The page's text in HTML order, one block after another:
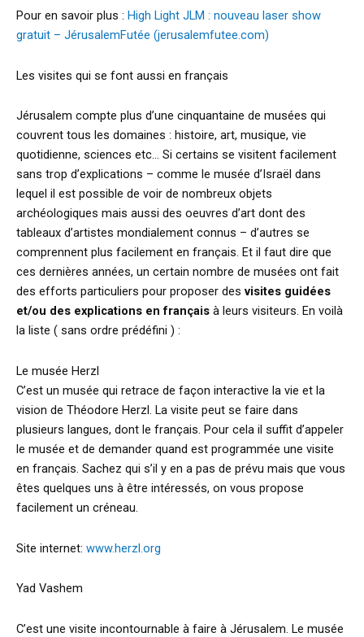
Pour en savoir plus : High Light JLM : nouveau laser show
gratuit – JérusalemFutée (jerusalemfutee.com)
Les visites qui se font aussi en français
Jérusalem compte plus d’une cinquantaine de musées qui
couvrent tous les domaines : histoire, art, musique, vie
quotidienne, sciences etc… Si certains se visitent facilement
sans trop d’explications – comme le musée d’Israël dans
lequel il est possible de voir de nombreux objets
archéologiques mais aussi des oeuvres d’art dont des
tableaux d’artistes mondialement connus – d’autres se
comprennent plus facilement en français. Et il faut dire que
ces dernières années, un certain nombre de musées ont fait
des efforts particuliers pour proposer des visites guidées
et/ou des explications en français à leurs visiteurs. En voilà
la liste ( sans ordre prédéfini ) :
Le musée Herzl
C’est un musée qui retrace de façon interactive la vie et la
vision de Théodore Herzl. La visite peut se faire dans
plusieurs langues, dont le français. Pour cela il suffit d’appeler
le musée et de demander quand est programmée une visite
en français. Sachez qui s’il y en a pas de prévu mais que vous
êtes quelques uns à être intéressés, on vous propose
facilement un créneau.
Site internet: www.herzl.org
Yad Vashem
C’est une visite incontournable à faire à Jérusalem. Le musée